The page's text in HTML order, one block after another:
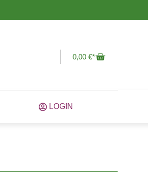
0,00€
LOGIN